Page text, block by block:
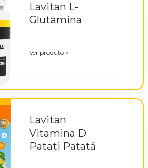
Lavitan L-
Glutamina
Ver produto >
Lavitan
Vitamina D
Patati Patatá